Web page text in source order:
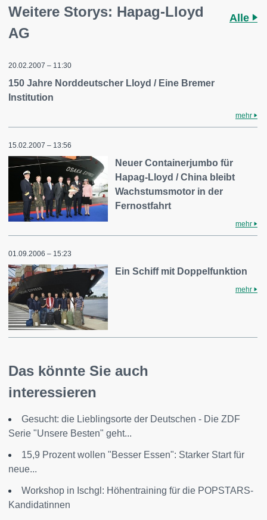
Weitere Storys: Hapag-Lloyd
AG
Alle
20.02.2007 – 11:30
150 Jahre Norddeutscher Lloyd / Eine Bremer
Institution
mehr
15.02.2007 – 13:56
Neuer Containerjumbo für
Hapag-Lloyd / China bleibt
Wachstumsmotor in der
Fernostfahrt
mehr
01.09.2006 – 15:23
Ein Schiff mit Doppelfunktion
mehr
Das könnte Sie auch
interessieren
Gesucht: die Lieblingsorte der Deutschen - Die ZDF
Serie "Unsere Besten" geht...
15,9 Prozent wollen "Besser Essen": Starker Start für
neue...
Workshop in Ischgl: Höhentraining für die POPSTARS-
Kandidatinnen